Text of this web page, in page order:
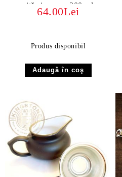
sită și capac, 300 ml
DOCASTST13
64.00Lei
Produs disponibil